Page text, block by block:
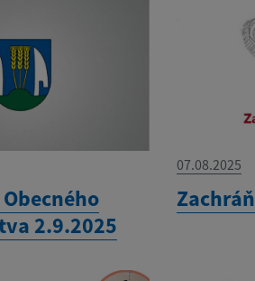
2.9.2025
07.08.2025